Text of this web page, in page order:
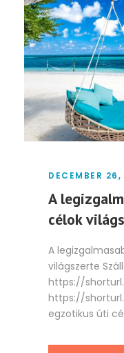
DECEMBER
A
célok
A
világszerte
https://
https://
egzotikus úti